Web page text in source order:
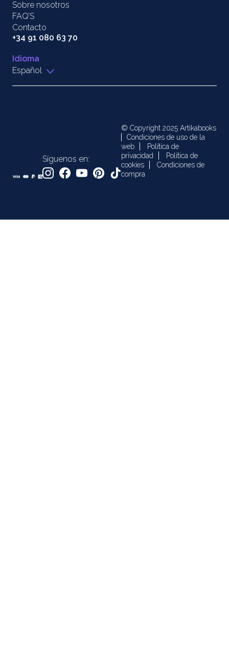
Sobre nosotros
FAQ’S
Contacto
+34 91 080 63 70
Idioma
Español
Síguenos en:
© Copyright 2025 Artikabooks
Condiciones de uso de la
web
Política de
privacidad
Política de
cookies
Condiciones de
compra